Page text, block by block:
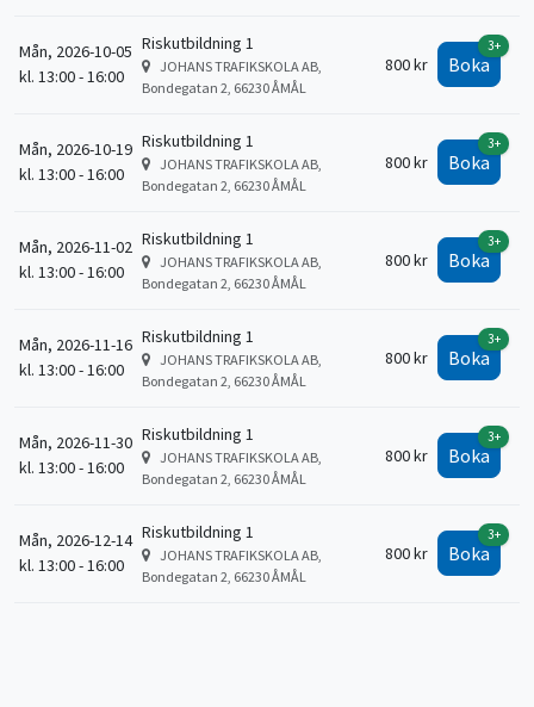
Mån, 2026-10-05
kl. 13:00 - 16:00
Riskutbildning 1
JOHANS TRAFIKSKOLA AB,
Bondegatan 2, 66230 ÅMÅL
800 kr Boka
3+
Mån, 2026-10-19
kl. 13:00 - 16:00
Riskutbildning 1
JOHANS TRAFIKSKOLA AB,
Bondegatan 2, 66230 ÅMÅL
800 kr Boka
3+
Mån, 2026-11-02
kl. 13:00 - 16:00
Riskutbildning 1
JOHANS TRAFIKSKOLA AB,
Bondegatan 2, 66230 ÅMÅL
800 kr Boka
3+
Mån, 2026-11-16
kl. 13:00 - 16:00
Riskutbildning 1
JOHANS TRAFIKSKOLA AB,
Bondegatan 2, 66230 ÅMÅL
800 kr Boka
3+
Mån, 2026-11-30
kl. 13:00 - 16:00
Riskutbildning 1
JOHANS TRAFIKSKOLA AB,
Bondegatan 2, 66230 ÅMÅL
800 kr Boka
3+
Mån, 2026-12-14
kl. 13:00 - 16:00
Riskutbildning 1
JOHANS TRAFIKSKOLA AB,
Bondegatan 2, 66230 ÅMÅL
800 kr Boka
3+